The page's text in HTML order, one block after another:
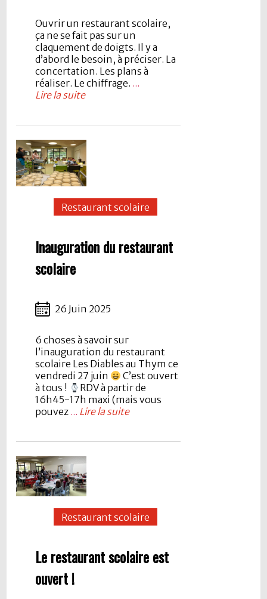
Ouvrir un restaurant scolaire,
ça ne se fait pas sur un
claquement de doigts. Il y a
d’abord le besoin, à préciser. La
concertation. Les plans à
réaliser. Le chiffrage. ...
Lire la suite
Restaurant scolaire
Inauguration du restaurant
scolaire
26 Juin 2025
6 choses à savoir sur
l’inauguration du restaurant
scolaire Les Diables au Thym ce
vendredi 27 juin
C’est ouvert
à tous !
RDV à partir de
16h45-17h maxi (mais vous
pouvez ... Lire la suite
Restaurant scolaire
Le restaurant scolaire est
ouvert !